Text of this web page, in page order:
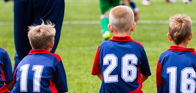
Markenshops
Möbel & Wohnen
Mobilfunk & Telefon
Mode & Accessoires
Sport & Fitness
Tiere
TV & Video
Uhren & Schmuck
Lieferando DE
Info
SATURN
Info